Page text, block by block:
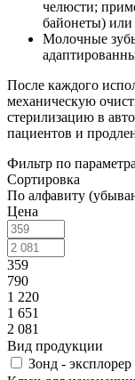
челюсти;
байонеты)
Молочные
После каждого
механическую
стерилизацию в
пациентов и
Фильтр по
Сортировка
По алфавиту
Цена
359
790
1 220
1 651
2 081
Вид продукции
Зонд - эксплорер